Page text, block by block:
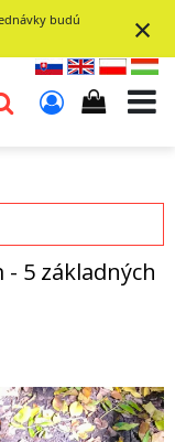
budú
×
5 základných